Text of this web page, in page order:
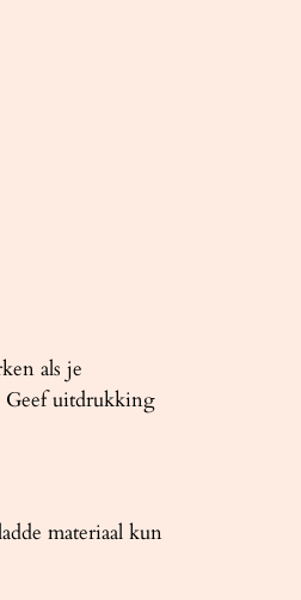
als je
Geef uitdrukking
materiaal kun